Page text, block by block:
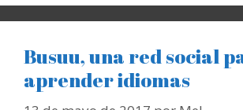
Busuu, una red social
aprender idiomas